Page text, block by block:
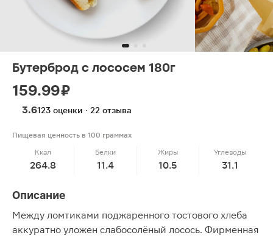
Бутерброд с лососем 180г
159.99 ₽
3.6123 оценки · 22 отзыва
Пищевая ценность в 100 граммах
Ккал
264.8
Белки
11.4
Жиры
10.5
Углеводы
31.1
Описание
Между ломтиками поджаренного тостового хлеба
аккуратно уложен слабосолёный лосось. Фирменная